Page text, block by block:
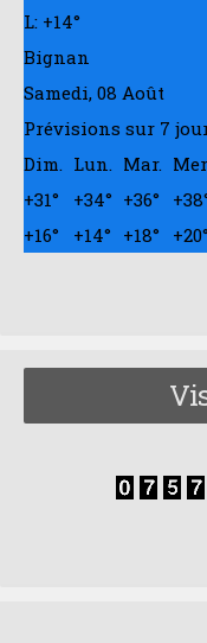
L: +14°
Bignan
Samedi, 08 Août
Prévisions sur 7
Dim. Lun. Mar.
+31° +34° +36° +
+16° +14° +18° +20°